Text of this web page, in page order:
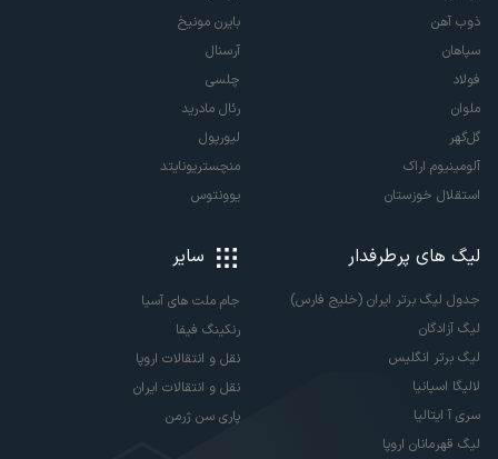
ذوب آهن
سپاهان
فولاد
ملوان
گل‌گهر
آلومینیوم اراک
استقلال خوزستان
بایرن مونیخ
آرسنال
چلسی
رئال مادرید
لیورپول
منچستریونایتد
یوونتوس
لیگ های پرطرفدار
جدول لیگ برتر ایران (خلیج فارس)
لیگ آزادگان
لیگ برتر انگلیس
لالیگا اسپانیا
سری آ ایتالیا
لیگ قهرمانان اروپا
سایر
جام ملت های آسیا
رنکینگ فیفا
نقل و انتقالات اروپا
نقل و انتقالات ایران
پاری سن ژرمن